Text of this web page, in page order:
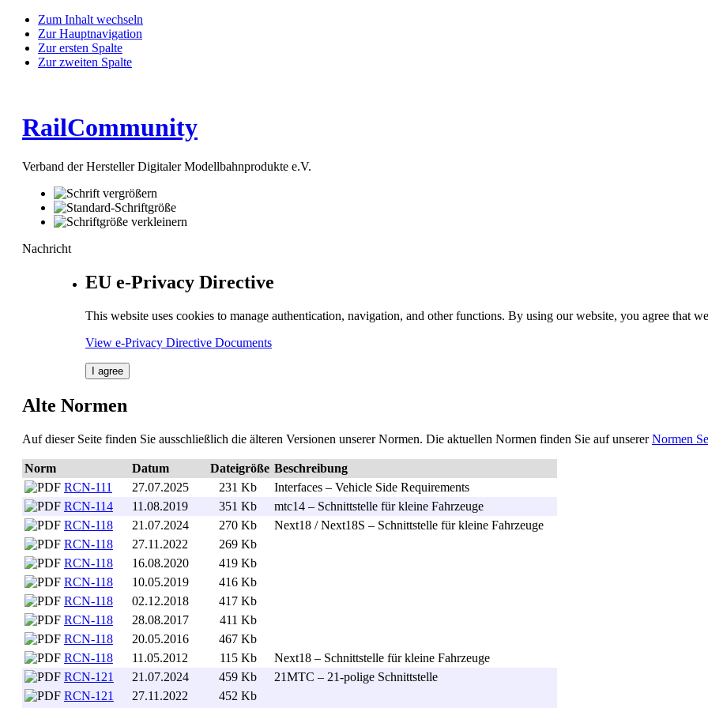
Zum Inhalt wechseln
Zur Hauptnavigation
Zur ersten Spalte
Zur zweiten Spalte
RailCommunity
Verband der Hersteller Digitaler Modellbahnprodukte e.V.
Nachricht
EU e-Privacy Directive
This website uses cookies to manage authentication, navigation, and other functions. By using our website, you agree that
View e-Privacy Directive Documents
I agree
Alte Normen
Auf dieser Seite finden Sie ausschließlich die älteren Versionen unserer Normen. Die aktuellen Normen finden Sie auf unsererNormen
Norm Datum Dateigröße Beschreibung
RCN-111
27.07.2025 231 Kb
Interfaces – Vehicle Side Requirements
RCN-114
11.08.2019 351 Kb
mtc14 – Schnittstelle für kleine Fahrzeuge
RCN-118
21.07.2024 270 Kb
Next18 / Next18S – Schnittstelle für kleine Fahrzeuge
RCN-118
27.11.2022 269 Kb
RCN-118
16.08.2020 419 Kb
RCN-118
10.05.2019 416 Kb
RCN-118
02.12.2018 417 Kb
RCN-118
28.08.2017 411 Kb
RCN-118
20.05.2016 467 Kb
RCN-118
11.05.2012 115 Kb
Next18 – Schnittstelle für kleine Fahrzeuge
RCN-121
21.07.2024 459 Kb
21MTC – 21-polige Schnittstelle
RCN-121
27.11.2022 452 Kb